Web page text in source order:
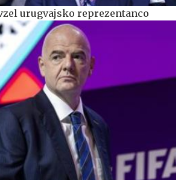
urugvajsko reprezentanco